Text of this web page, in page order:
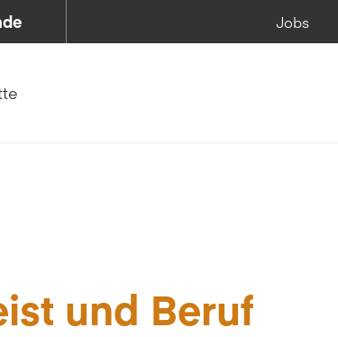
Jobs
und Beruf